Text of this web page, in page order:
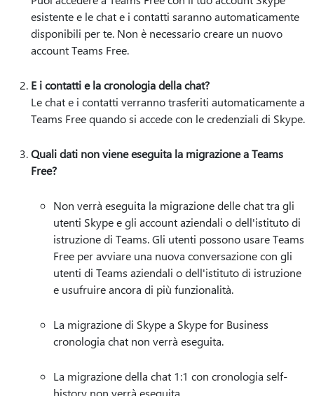
esistente e le chat e i contatti saranno automaticamente
disponibili per te. Non è necessario creare un nuovo
account Teams Free.
E i contatti e la cronologia della chat?
Le chat e i contatti verranno trasferiti automaticamente a
Teams Free quando si accede con le credenziali di Skype.
Quali dati non viene eseguita la migrazione a Teams
Free?
Non verrà eseguita la migrazione delle chat tra gli
utenti Skype e gli account aziendali o dell'istituto di
istruzione di Teams. Gli utenti possono usare Teams
Free per avviare una nuova conversazione con gli
utenti di Teams aziendali o dell'istituto di istruzione
e usufruire ancora di più funzionalità.
La migrazione di Skype a Skype for Business
cronologia chat non verrà eseguita.
La migrazione della chat 1:1 con cronologia self-
history non verrà eseguita.